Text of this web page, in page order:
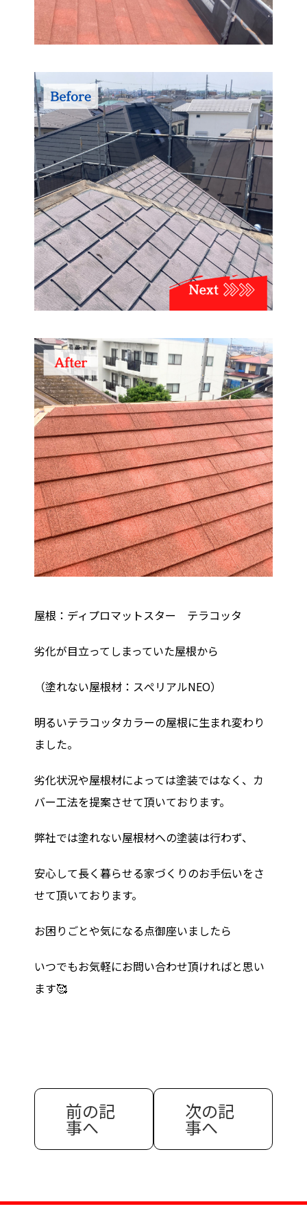
屋根：ディプロマットスター テラコッタ
劣化が目立ってしまっていた屋根から
（塗れない屋根材：スぺリアルNEO）
明るいテラコッタカラーの屋根に生まれ変わり
ました。
劣化状況や屋根材によっては塗装ではなく、カ
バー工法を提案させて頂いております。
弊社では塗れない屋根材への塗装は行わず、
安心して長く暮らせる家づくりのお手伝いをさ
せて頂いております。
お困りごとや気になる点御座いましたら
いつでもお気軽にお問い合わせ頂ければと思い
ます🥰
前の記
事へ
次の記
事へ